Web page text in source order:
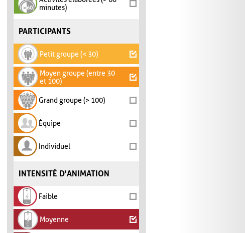
minutes)
PARTICIPANTS
Petit groupe (< 30)
Moyen groupe (entre 30
et 100)
Grand groupe (> 100)
Équipe
Individuel
INTENSITÉ D'ANIMATION
Faible
Moyenne